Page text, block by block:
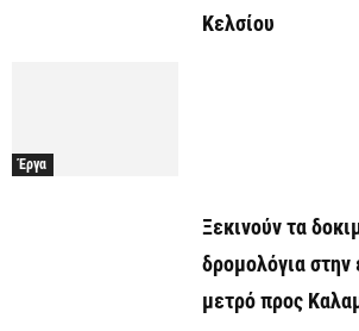
Κελσίου
Έργα
Ξεκινούν τα
δρομολόγια στην
μετρό προς